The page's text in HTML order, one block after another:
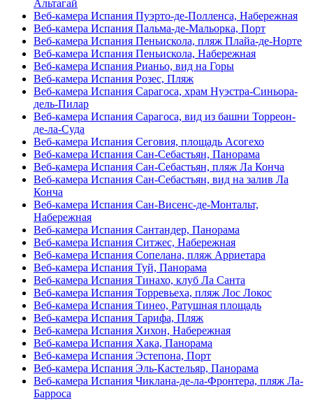
Альтагай
Веб-камера Испания Пуэрто-де-Полленса, Набережная
Веб-камера Испания Пальма-де-Мальорка, Порт
Веб-камера Испания Пеньискола, пляж Плайа-де-Норте
Веб-камера Испания Пеньискола, Набережная
Веб-камера Испания Рианьо, вид на Горы
Веб-камера Испания Розес, Пляж
Веб-камера Испания Сарагоса, храм Нуэстра-Синьора-
дель-Пилар
Веб-камера Испания Сарагоса, вид из башни Торреон-
де-ла-Суда
Веб-камера Испания Сеговия, площадь Асогехо
Веб-камера Испания Сан-Себастьян, Панорама
Веб-камера Испания Сан-Себастьян, пляж Ла Конча
Веб-камера Испания Сан-Себастьян, вид на залив Ла
Конча
Веб-камера Испания Сан-Висенс-де-Монтальт,
Набережная
Веб-камера Испания Сантандер, Панорама
Веб-камера Испания Ситжес, Набережная
Веб-камера Испания Сопелана, пляж Арриетара
Веб-камера Испания Туй, Панорама
Веб-камера Испания Тинахо, клуб Ла Санта
Веб-камера Испания Торревьеха, пляж Лос Локос
Веб-камера Испания Тинео, Ратушная площадь
Веб-камера Испания Тарифа, Пляж
Веб-камера Испания Хихон, Набережная
Веб-камера Испания Хака, Панорама
Веб-камера Испания Эстепона, Порт
Веб-камера Испания Эль-Кастельяр, Панорама
Веб-камера Испания Чиклана-де-ла-Фронтера, пляж Ла-
Барроса